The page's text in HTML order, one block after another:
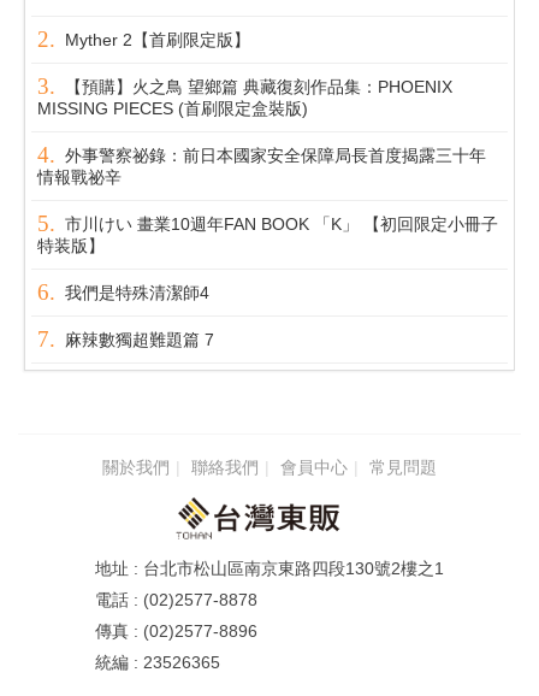
Myther 2【首刷限定版】
【預購】火之鳥 望鄉篇 典藏復刻作品集：PHOENIX
MISSING PIECES (首刷限定盒裝版)
外事警察祕錄：前日本國家安全保障局長首度揭露三十年
情報戰祕辛
市川けい 畫業10週年FAN BOOK 「K」 【初回限定小冊子
特装版】
我們是特殊清潔師4
麻辣數獨超難題篇 7
關於我們 聯絡我們 會員中心 常見問題
台北市松山區南京東路四段130號2樓之1
(02)2577-8878
(02)2577-8896
23526365